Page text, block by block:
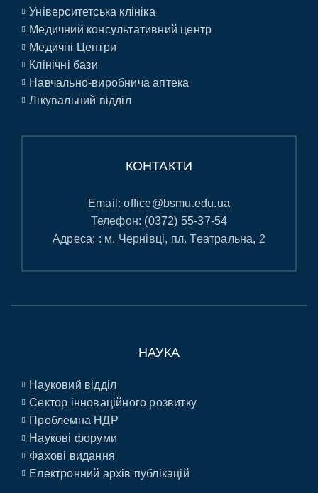
Університетська клініка
Медичний консультативний центр
Медичні Центри
Клінічні бази
Навчально-виробнича аптека
Лікувальний відділ
КОНТАКТИ
Email:office@bsmu.edu.ua
Телефон: (0372) 55-37-54
Адреса: : м. Чернівці, пл. Театральна, 2
НАУКА
Науковий відділ
Сектор інноваційного розвитку
Проблемна НДР
Наукові форуми
Фахові видання
Електронний архів публікацій